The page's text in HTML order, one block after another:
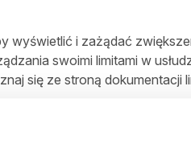
wyświetlić i zażądać
swoimi limitami w
się ze stroną dokumentacji